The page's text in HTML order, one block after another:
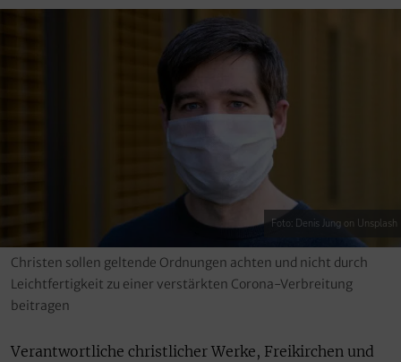
Foto: Denis Jung on Unsplash
Christen sollen geltende Ordnungen achten und nicht durch
Leichtfertigkeit zu einer verstärkten Corona-Verbreitung
beitragen
Verantwortliche christlicher Werke, Freikirchen und